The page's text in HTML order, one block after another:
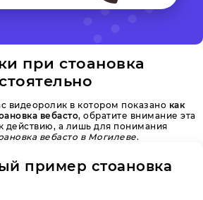
при стоановка
видеоролик в котором показано как
вебасто, обратите внимание эта
действию, а лишь для понимания
вебасто в Могилеве.
пример стоановка